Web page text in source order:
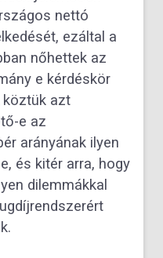
nettó
ezáltal a
nőhettek az
e kérdéskör
azt
e az
arányának ilyen
és kitér arra, hogy
dilemmákkal